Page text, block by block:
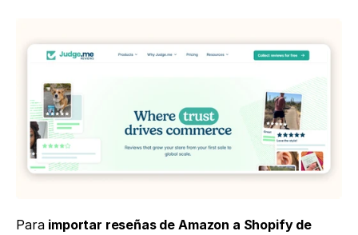
Para importar reseñas de Amazon a Shopify de